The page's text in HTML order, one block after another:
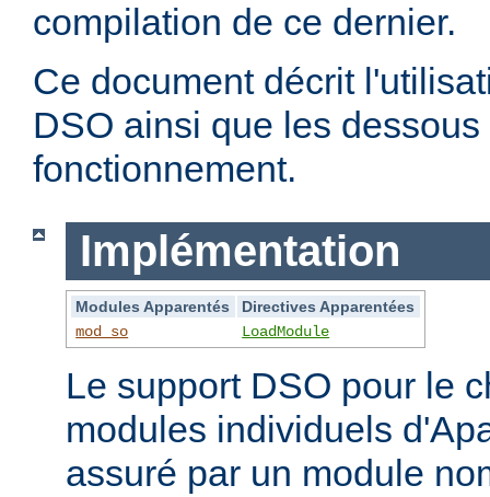
compilation de ce dernier.
Ce document décrit
DSO ainsi que les
fonctionnement.
Implémentation
Modules Apparentés
Directives Apparentées
mod_so
LoadModule
Le support DSO pour le
modules individuels
assuré par un module